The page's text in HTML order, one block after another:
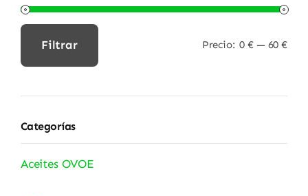
Filtrar Precio: 0 € — 60 €
Categorías
Aceites OVOE